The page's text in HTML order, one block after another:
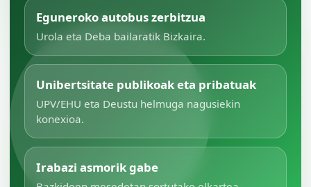
Eguneroko autobus zerbitzua
Urola eta Deba bailaratik Bizkaira.
Unibertsitate publikoak eta pribatuak
UPV/EHU eta Deustu helmuga nagusiekin
konexioa.
Irabazi asmorik gabe